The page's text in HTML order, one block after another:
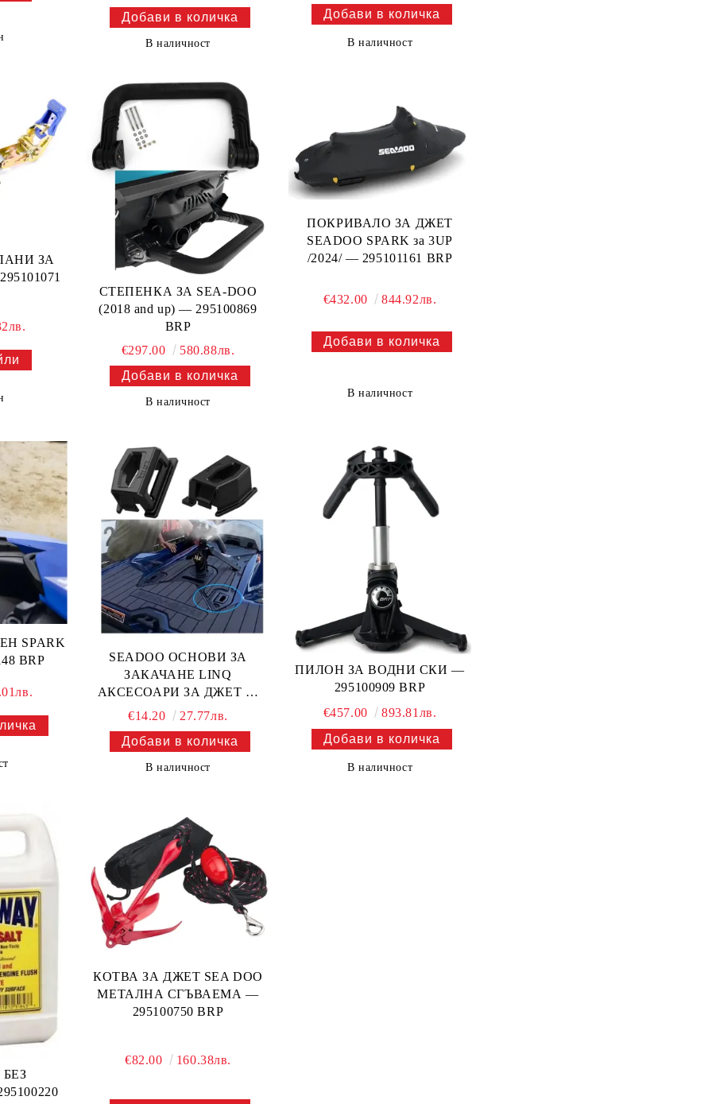
В наличност В наличност
ЗА
СТЕПЕНКА ЗА SEA-DOO
(2018 and up) — 295100869
BRP
€297.00
580.88лв.
В наличност
ПОКРИВАЛО ЗА ДЖЕТ
SEADOO SPARK за 3UP
/2024/ — 295101161 BRP
€432.00 844.92лв.
В наличност
SPARK
BRP
SEADOO ОСНОВИ ЗА
ЗАКАЧАНЕ LINQ
АКСЕСОАРИ ЗА ДЖЕТ —
295100858 BRP
€14.20 27.77лв.
В наличност
ПИЛОН ЗА ВОДНИ СКИ —
295100909 BRP
€457.00
893.81лв.
В наличност
БЕЗ
КОТВА ЗА ДЖЕТ SEA DOO
МЕТАЛНА СГЪВАЕМА —
295100750 BRP
€82.00 160.38лв.